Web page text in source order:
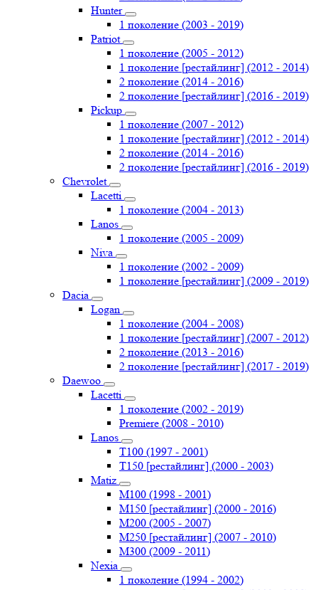
Hunter
1 поколение (2003 - 2019)
Patriot
1 поколение (2005 - 2012)
1 поколение [рестайлинг] (2012 - 2014)
2 поколение (2014 - 2016)
2 поколение [рестайлинг] (2016 - 2019)
Pickup
1 поколение (2007 - 2012)
1 поколение [рестайлинг] (2012 - 2014)
2 поколение (2014 - 2016)
2 поколение [рестайлинг] (2016 - 2019)
Chevrolet
Lacetti
1 поколение (2004 - 2013)
Lanos
1 поколение (2005 - 2009)
Niva
1 поколение (2002 - 2009)
1 поколение [рестайлинг] (2009 - 2019)
Dacia
Logan
1 поколение (2004 - 2008)
1 поколение [рестайлинг] (2007 - 2012)
2 поколение (2013 - 2016)
2 поколение [рестайлинг] (2017 - 2019)
Daewoo
Lacetti
1 поколение (2002 - 2019)
Premiere (2008 - 2010)
Lanos
T100 (1997 - 2001)
T150 [рестайлинг] (2000 - 2003)
Matiz
M100 (1998 - 2001)
M150 [рестайлинг] (2000 - 2016)
M200 (2005 - 2007)
M250 [рестайлинг] (2007 - 2010)
M300 (2009 - 2011)
Nexia
1 поколение (1994 - 2002)